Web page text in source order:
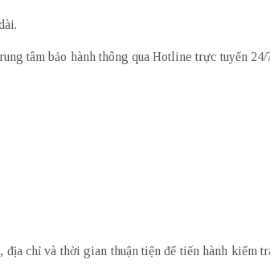
tâm bảo hành thông qua Hotline trực tuyến 24/
chỉ và thời gian thuận tiện để tiến hành kiểm